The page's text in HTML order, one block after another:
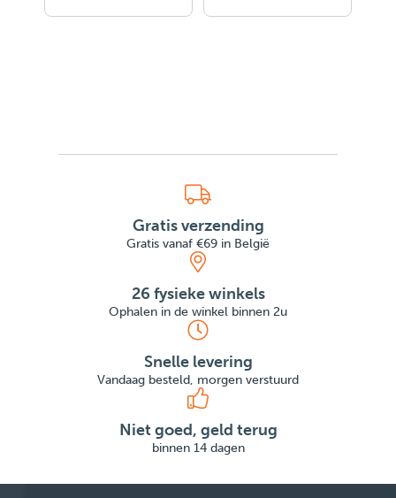
Gratis verzending
Gratis vanaf €69 in België
26 fysieke winkels
Ophalen in de winkel binnen 2u
Snelle levering
Vandaag besteld, morgen verstuurd
Niet goed, geld terug
binnen 14 dagen